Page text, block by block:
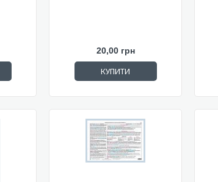
20,00 грн
КУПИТИ